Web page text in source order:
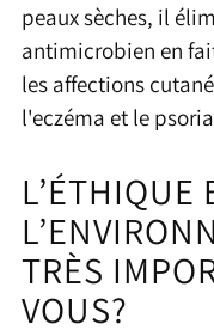
peaux sèches, il
antimicrobien en
les affections
l'eczéma et le
L’ÉTHIQUE
TRÈS
VOUS?